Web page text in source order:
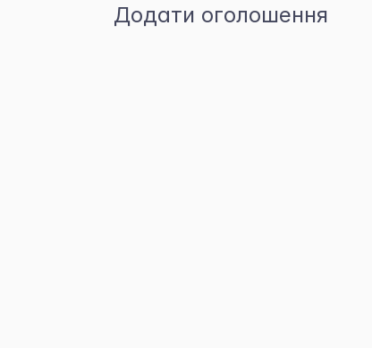
Додати оголошення